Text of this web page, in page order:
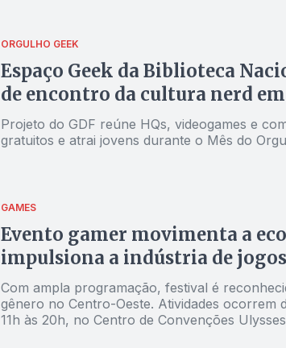
ORGULHO GEEK
Espaço Geek da Biblioteca
de encontro da cultura nerd
Projeto do GDF reúne HQs, videogames e
gratuitos e atrai jovens durante o Mês do
GAMES
Evento gamer movimenta a
impulsiona a indústria de jogos
Com ampla programação, festival é
gênero no Centro-Oeste. Atividades ocorrem
11h às 20h, no Centro de Convenções